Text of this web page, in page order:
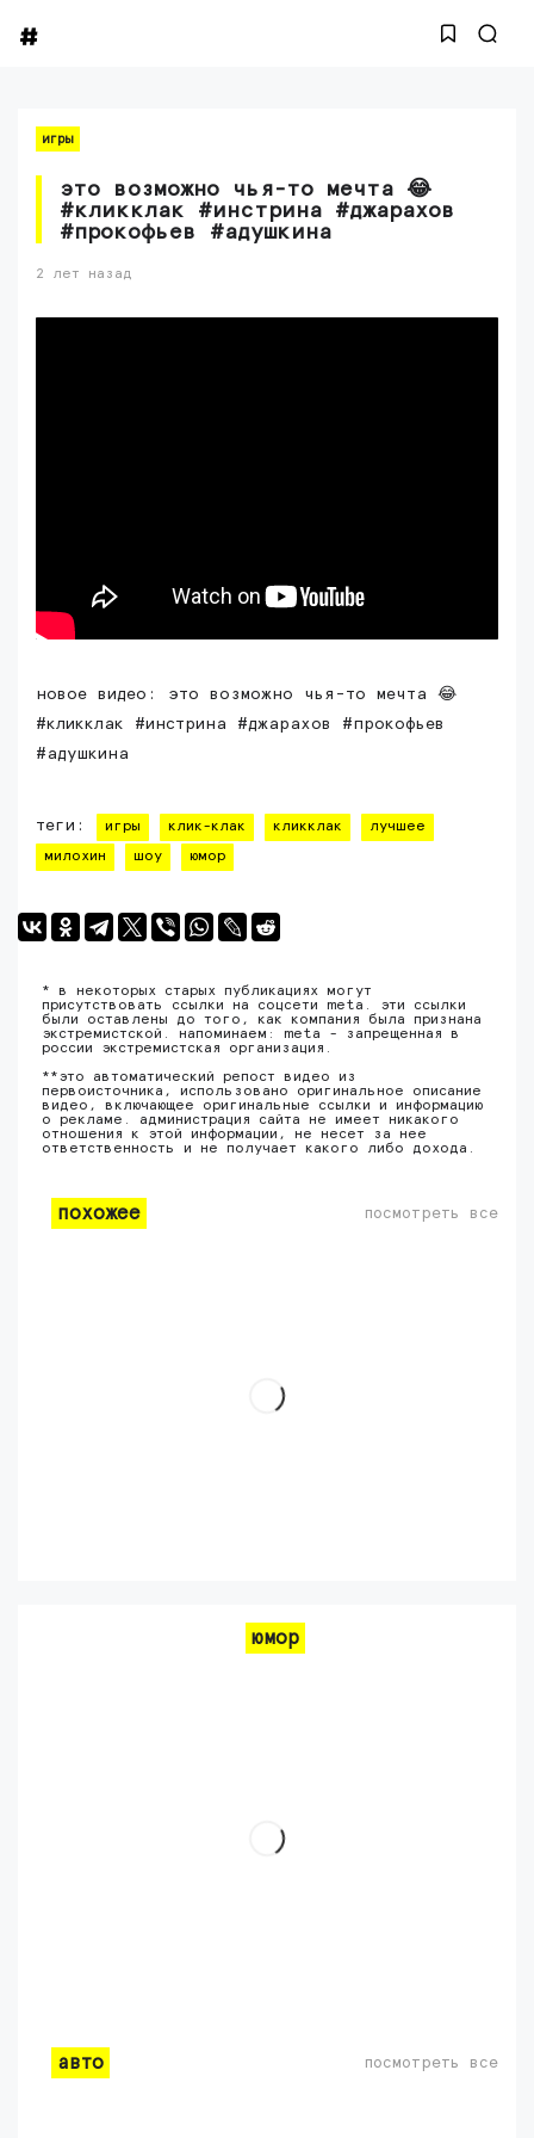
игры
это возможно чья-то мечта 😂
#кликклак #инстрина #джарахов
#прокофьев #адушкина
2 лет назад
новое видео: это возможно чья-то мечта 😂
#кликклак #инстрина #джарахов #прокофьев
#адушкина
теги: игры клик-клак кликклак лучшее
милохин шоу юмор
* в некоторых старых публикациях могут
присутствовать ссылки на соцсети meta. эти ссылки
были оставлены до того, как компания была признана
экстремистской. напоминаем: meta - запрещенная в
россии экстремистская организация.
**это автоматический репост видео из
первоисточника, использовано оригинальное описание
видео, включающее оригинальные ссылки и информацию
о рекламе. администрация сайта не имеет никакого
отношения к этой информации, не несет за нее
ответственность и не получает какого либо дохода.
похожее посмотреть все
юмор
авто посмотреть все